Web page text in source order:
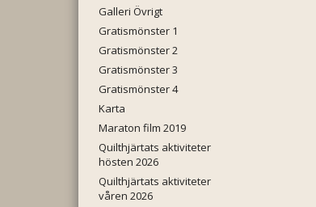
Galleri Övrigt
Gratismönster 1
Gratismönster 2
Gratismönster 3
Gratismönster 4
Karta
Maraton film 2019
Quilthjärtats aktiviteter
hösten 2026
Quilthjärtats aktiviteter
våren 2026